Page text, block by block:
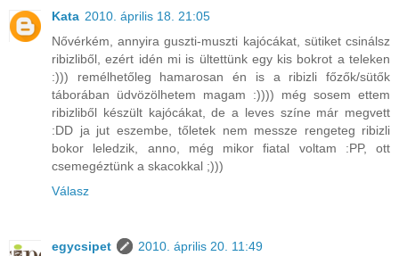
Kata 2010. április 18. 21:05
Nővérkém, annyira guszti-muszti kajócákat, sütiket csinálsz
ribizliből, ezért idén mi is ültettünk egy kis bokrot a teleken
:))) remélhetőleg hamarosan én is a ribizli főzők/sütők
táborában üdvözölhetem magam :)))) még sosem ettem
ribizliből készült kajócákat, de a leves színe már megvett
:DD ja jut eszembe, tőletek nem messze rengeteg ribizli
bokor leledzik, anno, még mikor fiatal voltam :PP, ott
csemegéztünk a skacokkal ;)))
Válasz
egycsipet
2010. április 20. 11:49